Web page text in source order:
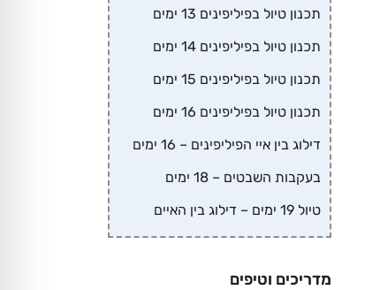
תכנון טיול בפיליפינים 13 ימים
תכנון טיול בפיליפינים 14 ימים
תכנון טיול בפיליפינים 15 ימים
תכנון טיול בפיליפינים 16 ימים
דילוג בין איי הפיליפינים – 16 ימים
בעקבות השבטים – 18 ימים
טיול 19 ימים – דילוג בין האיים
מדריכים וטיפים